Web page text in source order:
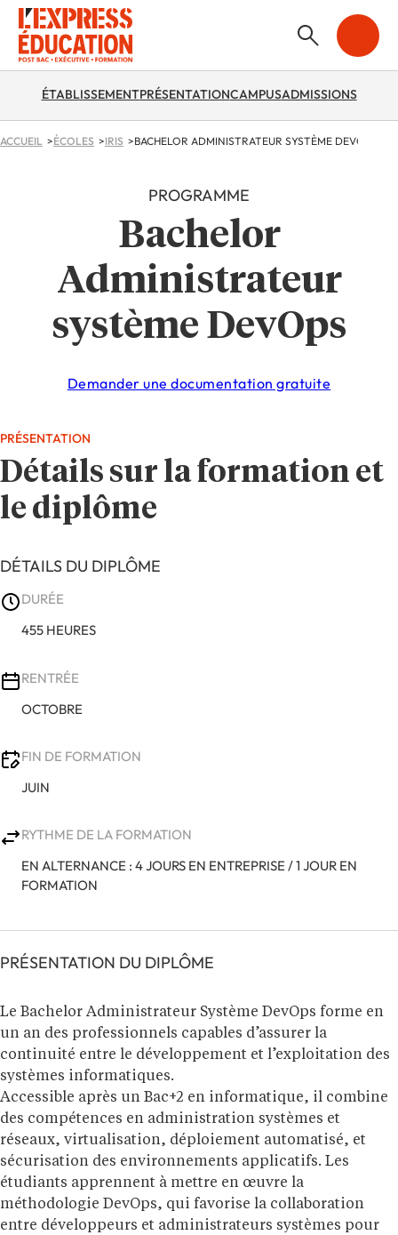
ÉTABLISSEMENTPRÉSENTATIONCAMPUSADMISSIONS
ACCUEIL ÉCOLES IRIS BACHELOR ADMINISTRATEUR SYSTÈME DEVOPS
PROGRAMME
Bachelor
Administrateur
système DevOps
Demander une documentation gratuite
PRÉSENTATION
Détails sur la formation et
le diplôme
DÉTAILS DU DIPLÔME
DURÉE
455 HEURES
RENTRÉE
OCTOBRE
FIN DE FORMATION
JUIN
RYTHME DE LA FORMATION
EN ALTERNANCE : 4 JOURS EN ENTREPRISE / 1 JOUR EN
FORMATION
PRÉSENTATION DU DIPLÔME
Le Bachelor Administrateur Système DevOps forme en
un an des professionnels capables d’assurer la
continuité entre le développement et l’exploitation des
systèmes informatiques.
Accessible après un Bac+2 en informatique, il combine
des compétences en administration systèmes et
réseaux, virtualisation, déploiement automatisé, et
sécurisation des environnements applicatifs. Les
étudiants apprennent à mettre en œuvre la
méthodologie DevOps, qui favorise la collaboration
entre développeurs et administrateurs systèmes pour